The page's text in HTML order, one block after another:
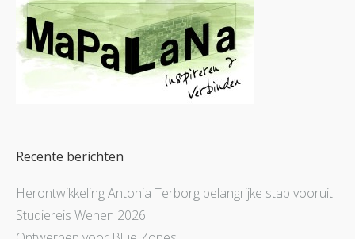
.
Recente berichten
Herontwikkeling Antonia Terborg belangrijke stap vooruit
Studiereis Wenen 2026